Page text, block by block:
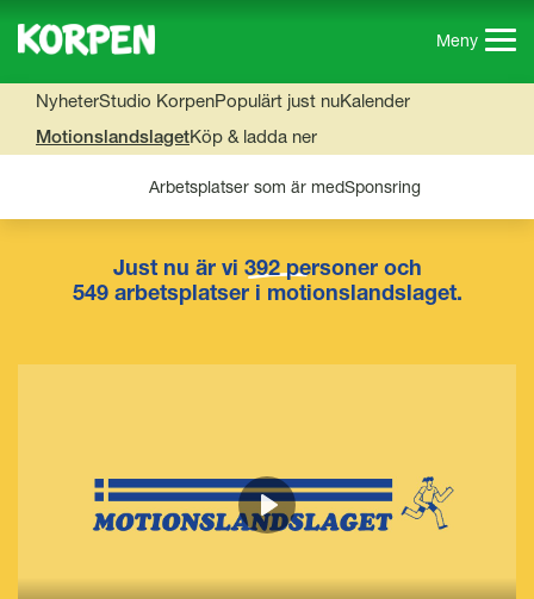
G
l
Meny
NyheterStudio KorpenPopulärt just nuKalender
MotionslandslagetKöp & ladda ner
Arbetsplatser som är medSponsring
Just nu är vi 392 personer och
549 arbetsplatser i motionslandslaget.
Play